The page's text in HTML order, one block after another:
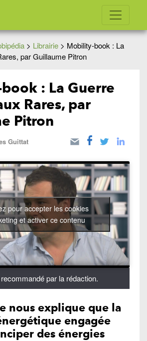
> Librairie > Mobility-book : La
par Guillaume Pitron
: La Guerre
Rares, par
Pitron
Guittat
pour accepter les cookies
et activer ce contenu
par la rédaction.
nous explique que la
engagée
des énergies